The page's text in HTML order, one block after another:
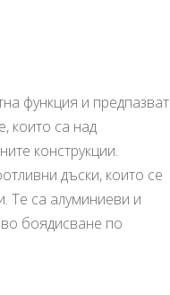
функция и предпазват
които са над
конструкции.
дъски, които се
Те са алуминиеви и
боядисване по